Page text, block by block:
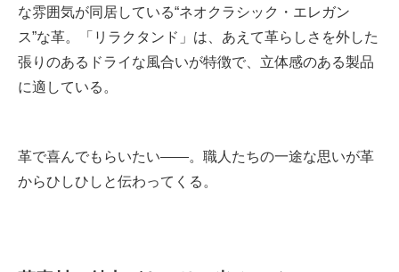
な雰囲気が同居している“ネオクラシック・エレガン
ス”な革。「リラクタンド」は、あえて革らしさを外した
張りのあるドライな風合いが特徴で、立体感のある製品
に適している。
革で喜んでもらいたい――。職人たちの一途な思いが革
からひしひしと伝わってくる。